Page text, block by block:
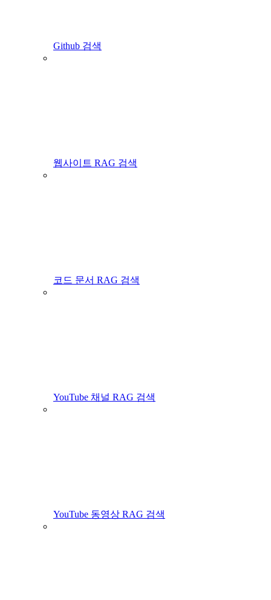
Github 검색
웹사이트 RAG 검색
코드 문서 RAG 검색
YouTube 채널 RAG 검색
YouTube 동영상 RAG 검색